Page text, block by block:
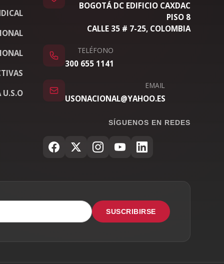
U.S.O
BOGOTÁ DC EDIFICIO CAXDAC
PISO 8
CALLE 35 # 7-25, COLOMBIA
TELÉFONO
300 655 1141
EMAIL
USONACIONAL@YAHOO.ES
SÍGUENOS EN REDES
SUSCRIBIRSE